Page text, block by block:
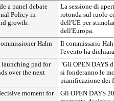
a panel debate
Policy in
growth.
La sessione di
rotonda sul ruolo
dell'UE per
dell'Europa.
Hahn
Il commissario
l'evento ha
launching pad for
over the next
"Gli OPEN DAYS
si fonderanno le
pianificazione dei
moment for
Gli OPEN DAYS